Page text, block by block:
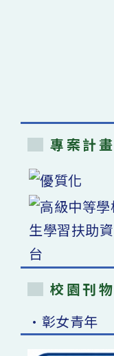
專案計畫
校園刊物
•彰女青年